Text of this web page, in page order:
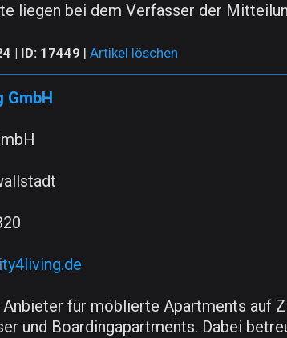
liegen bei dem Verfasser der
| ID: 17449 Artikel löschen
GmbH
für möblierte Apartments auf
und Boardingapartments. Dabei